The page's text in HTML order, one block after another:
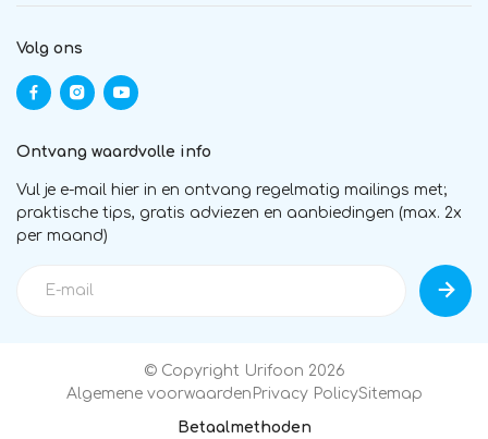
Volg ons
Ontvang waardvolle info
Vul je e-mail hier in en ontvang regelmatig mailings met;
praktische tips, gratis adviezen en aanbiedingen (max. 2x
per maand)
© Copyright Urifoon 2026
Algemene voorwaarden Privacy PolicySitemap
Betaalmethoden